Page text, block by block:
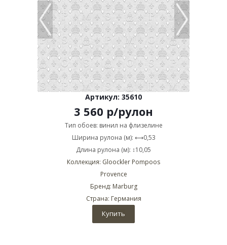
Артикул: 35610
3 560 р/рулон
Тип обоев: винил на флизелине
Ширина рулона (м): ⟷0,53
Длина рулона (м): ↕10,05
Коллекция: Gloockler Pompoos
Provence
Бренд: Marburg
Страна: Германия
Купить